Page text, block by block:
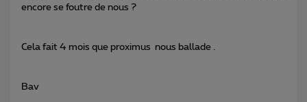
encore se foutre de nous ?
Cela fait 4 mois que proximus nous ballade .
Bav